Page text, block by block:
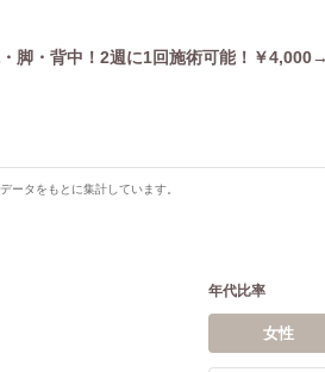
脚・背中！2週に1回施術可能！￥
ータをもとに集計しています。
年代比率
女性